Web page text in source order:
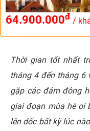
64.900.000đ /
Thời gian tốt nhất
tháng 4 đến tháng 6
gặp các đám đông
giai đoạn mùa hè oi
lên dốc bất kỳ lúc